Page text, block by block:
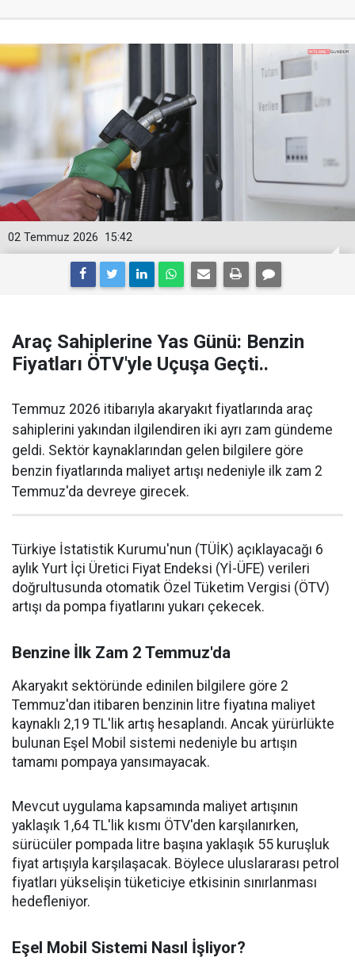
15:42
02 Temmuz 2026
Araç Sahiplerine Yas Günü: Benzin
Fiyatları ÖTV'yle Uçuşa Geçti..
Temmuz 2026 itibarıyla akaryakıt fiyatlarında araç
sahiplerini yakından ilgilendiren iki ayrı zam gündeme
geldi. Sektör kaynaklarından gelen bilgilere göre
benzin fiyatlarında maliyet artışı nedeniyle ilk zam 2
Temmuz'da devreye girecek.
Türkiye İstatistik Kurumu'nun (TÜİK) açıklayacağı 6
aylık Yurt İçi Üretici Fiyat Endeksi (Yİ-ÜFE) verileri
doğrultusunda otomatik Özel Tüketim Vergisi (ÖTV)
artışı da pompa fiyatlarını yukarı çekecek.
Benzine İlk Zam 2 Temmuz'da
Akaryakıt sektöründe edinilen bilgilere göre 2
Temmuz'dan itibaren benzinin litre fiyatına maliyet
kaynaklı 2,19 TL'lik artış hesaplandı. Ancak yürürlükte
bulunan Eşel Mobil sistemi nedeniyle bu artışın
tamamı pompaya yansımayacak.
Mevcut uygulama kapsamında maliyet artışının
yaklaşık 1,64 TL'lik kısmı ÖTV'den karşılanırken,
sürücüler pompada litre başına yaklaşık 55 kuruşluk
fiyat artışıyla karşılaşacak. Böylece uluslararası petrol
fiyatları yükselişin tüketiciye etkisinin sınırlanması
hedefleniyor.
Eşel Mobil Sistemi Nasıl İşliyor?